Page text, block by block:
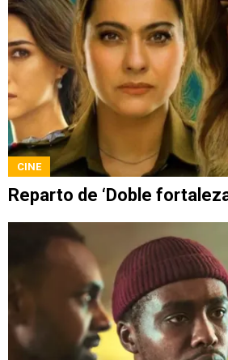
CINE
Reparto de ‘Doble